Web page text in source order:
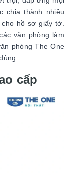
chia thành nhiều
hồ sơ giấy tờ.
văn phòng làm
phòng The One
cấp